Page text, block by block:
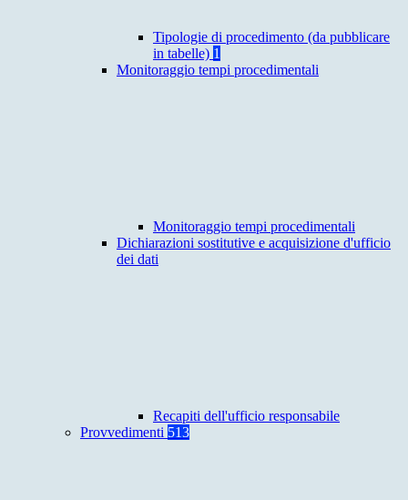
Tipologie di procedimento (da pubblicare
in tabelle) 1
Monitoraggio tempi procedimentali
Monitoraggio tempi procedimentali
Dichiarazioni sostitutive e acquisizione d'ufficio
dei dati
Recapiti dell'ufficio responsabile
Provvedimenti 513